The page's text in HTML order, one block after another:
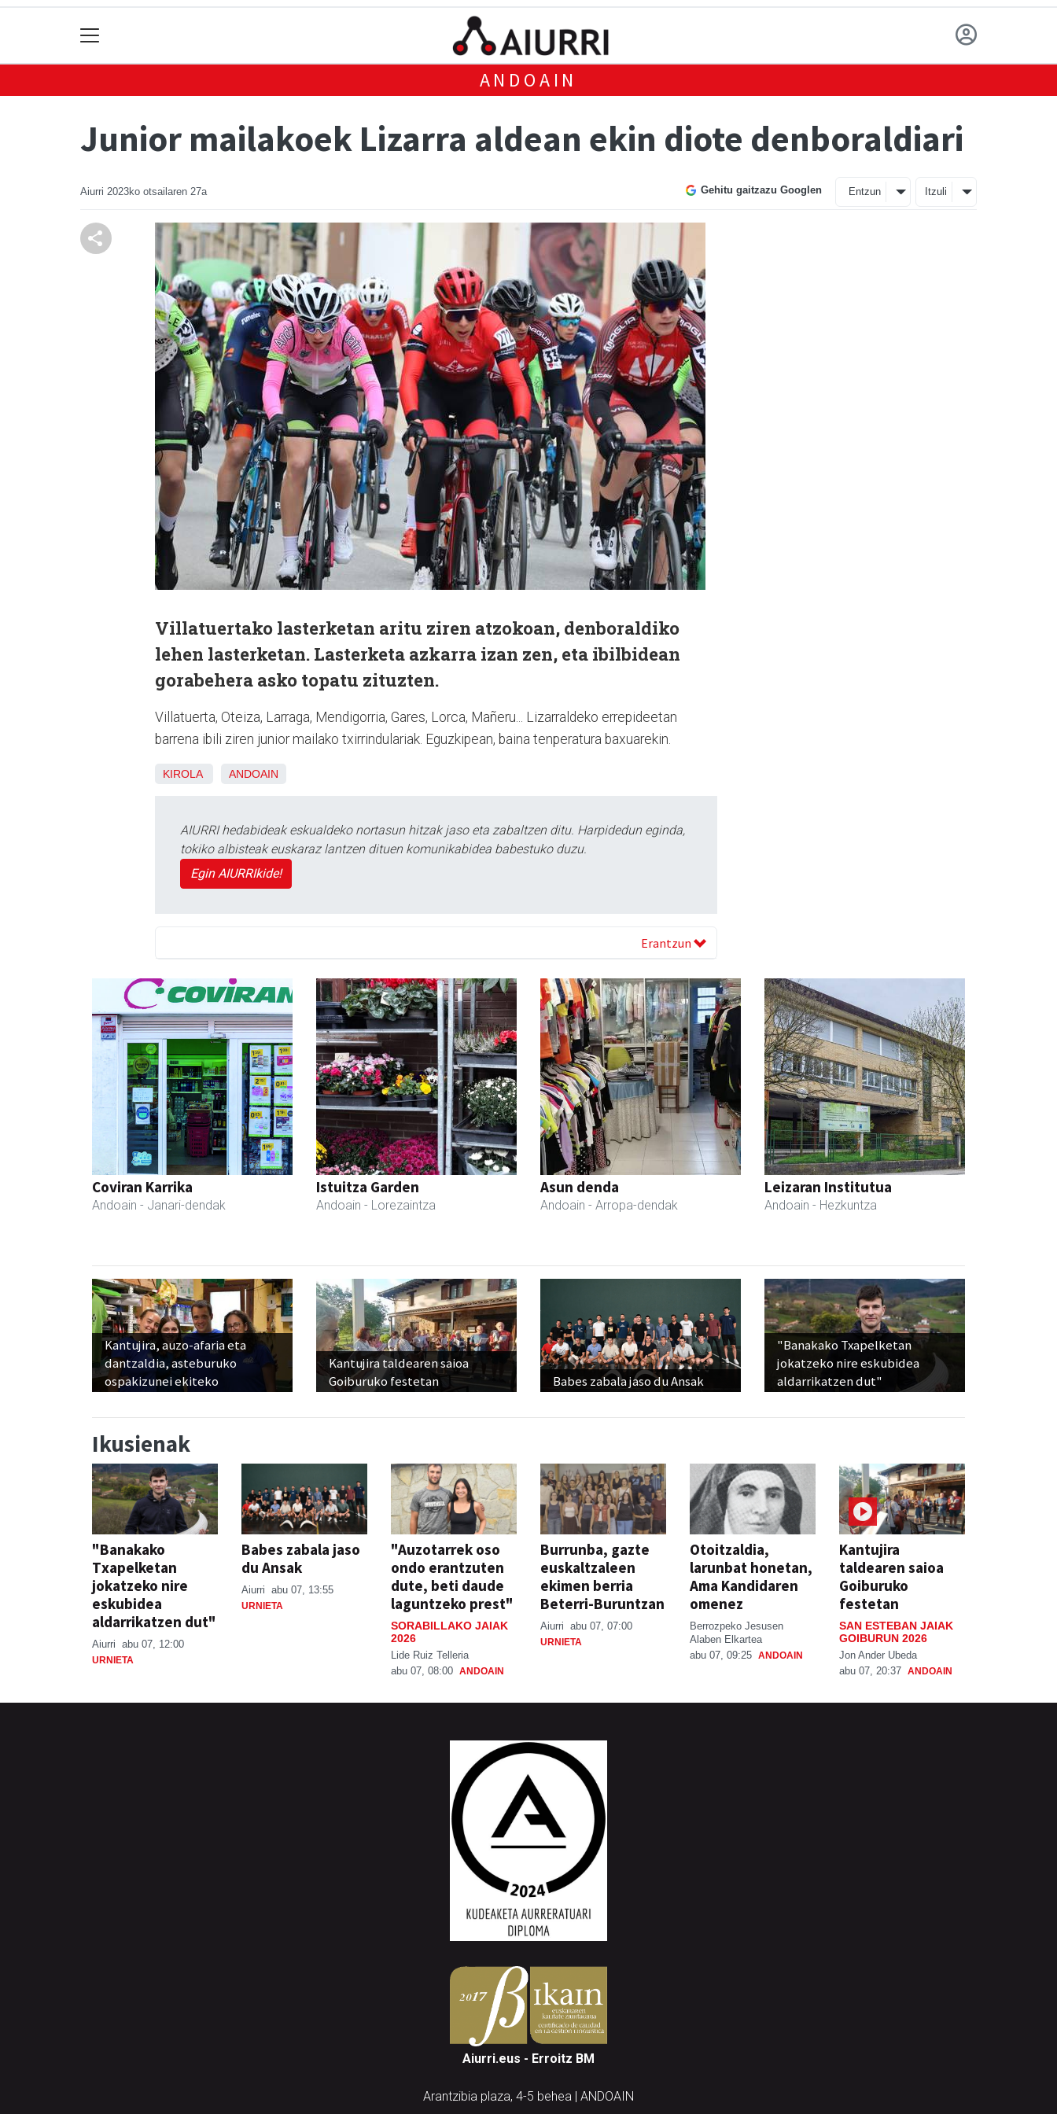
ANDOAIN
Junior mailakoek Lizarra aldean ekin diote denboraldiari
Aiurri 2023ko otsailaren 27a Gehitu gaitzazu Googlen Entzun Itzuli
Villatuertako lasterketan aritu ziren atzokoan, denboraldiko
lehen lasterketan. Lasterketa azkarra izan zen, eta ibilbidean
gorabehera asko topatu zituzten.
Villatuerta, Oteiza, Larraga, Mendigorria, Gares, Lorca, Mañeru... Lizarraldeko errepideetan
barrena ibili ziren junior mailako txirrindulariak. Eguzkipean, baina tenperatura baxuarekin.
KIROLA ANDOAIN
AIURRI hedabideak eskualdeko nortasun hitzak jaso eta zabaltzen ditu. Harpidedun eginda,
tokiko albisteak euskaraz lantzen dituen komunikabidea babestuko duzu.
Egin AIURRIkide!
Erantzun
Coviran Karrika
Andoain - Janari-dendak
Istuitza Garden
Andoain - Lorezaintza
Asun denda
Andoain - Arropa-dendak
Leizaran Institutua
Andoain - Hezkuntza
Kantujira, auzo-afaria eta
dantzaldia, asteburuko
ospakizunei ekiteko
Kantujira taldearen saioa
Goiburuko festetan
Babes zabala jaso du Ansak
"Banakako Txapelketan
jokatzeko nire eskubidea
aldarrikatzen dut"
Ikusienak
"Banakako
Txapelketan
jokatzeko nire
eskubidea
aldarrikatzen dut"
Aiurri abu 07, 12:00
URNIETA
Babes zabala jaso
du Ansak
Aiurri abu 07, 13:55
URNIETA
"Auzotarrek oso
ondo erantzuten
dute, beti daude
laguntzeko prest"
SORABILLAKO JAIAK
2026
Lide Ruiz Telleria
abu 07, 08:00 ANDOAIN
Burrunba, gazte
euskaltzaleen
ekimen berria
Beterri-Buruntzan
Aiurri abu 07, 07:00
URNIETA
Otoitzaldia,
larunbat honetan,
Ama Kandidaren
omenez
Berrozpeko Jesusen
Alaben Elkartea
abu 07, 09:25 ANDOAIN
Kantujira
taldearen saioa
Goiburuko
festetan
SAN ESTEBAN JAIAK
GOIBURUN 2026
Jon Ander Ubeda
abu 07, 20:37 ANDOAIN
Aiurri.eus - Erroitz BM
Arantzibia plaza, 4-5 behea | ANDOAIN